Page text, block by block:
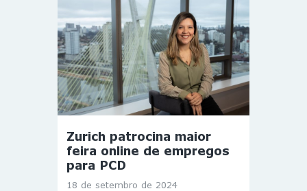
Zurich patrocina maior
feira online de empregos
para PCD
18 de setembro de 2024